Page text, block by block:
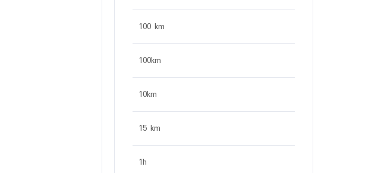
100 km
100km
10km
15 km
1h